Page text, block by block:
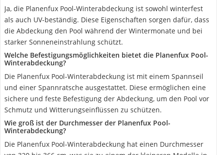
Ja, die Planenfux Pool-Winterabdeckung ist sowohl winterfest
als auch UV-beständig. Diese Eigenschaften sorgen dafür, dass
die Abdeckung den Pool während der Wintermonate und bei
starker Sonneneinstrahlung schützt.
Welche Befestigungsmöglichkeiten bietet die Planenfux Pool-
Winterabdeckung?
Die Planenfux Pool-Winterabdeckung ist mit einem Spannseil
und einer Spannratsche ausgestattet. Diese ermöglichen eine
sichere und feste Befestigung der Abdeckung, um den Pool vor
Schmutz und Witterungseinflüssen zu schützen.
Wie groß ist der Durchmesser der Planenfux Pool-
Winterabdeckung?
Die Planenfux Pool-Winterabdeckung hat einen Durchmesser